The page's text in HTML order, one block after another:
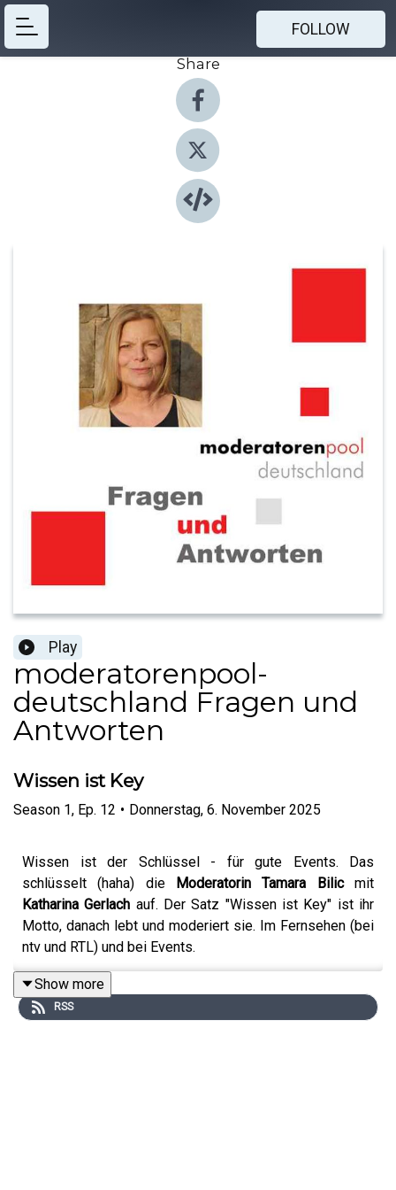
FOLLOW
Share
Play
moderatorenpool-
deutschland Fragen und
Antworten
Wissen ist Key
Season 1, Ep. 12 • Donnerstag, 6. November 2025
Wissen ist der Schlüssel - für gute Events. Das
schlüsselt (haha) die Moderatorin Tamara Bilicmit
Katharina Gerlach auf. Der Satz "Wissen ist Key" ist ihr
Motto, danach lebt und moderiert sie. Im Fernsehen (bei
ntv und RTL) und bei Events.
Bei Events sind auch die besten Moderatorinnen und
Moderatoren abhängig von der Zuarbeit und
Zusammenarbeit mit den KundInnen und
Show more
RSS